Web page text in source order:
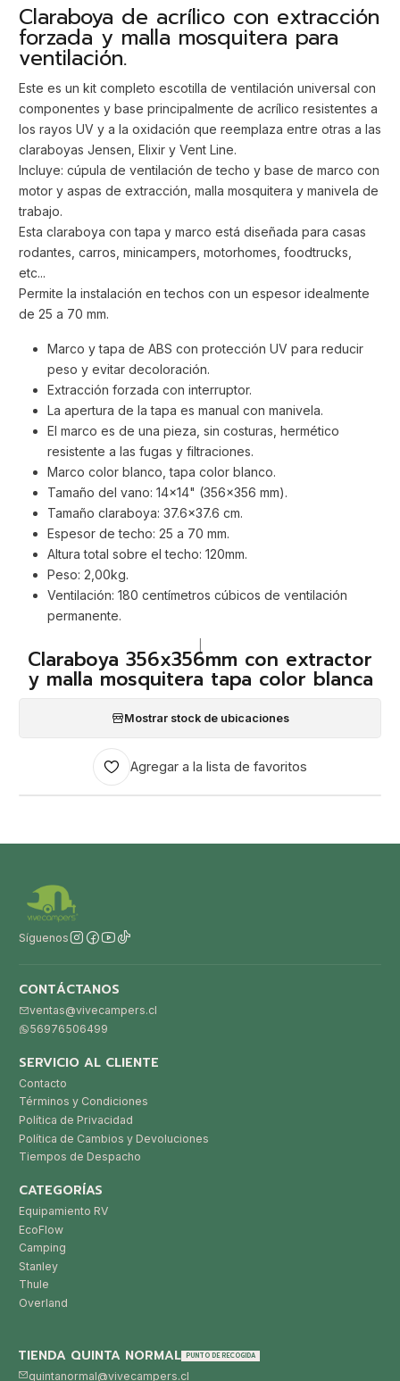
Claraboya de acrílico con extracción
forzada y malla mosquitera para
ventilación.
Este es un kit completo escotilla de ventilación universal con
componentes y base principalmente de acrílico resistentes a
los rayos UV y a la oxidación que reemplaza entre otras a las
claraboyas Jensen, Elixir y Vent Line.
Incluye: cúpula de ventilación de techo y base de marco con
motor y aspas de extracción, malla mosquitera y manivela de
trabajo.
Esta claraboya con tapa y marco está diseñada para casas
rodantes, carros, minicampers, motorhomes, foodtrucks,
etc...
Permite la instalación en techos con un espesor idealmente
de 25 a 70 mm.
Marco y tapa de ABS con protección UV para reducir
peso y evitar decoloración.
Extracción forzada con interruptor.
La apertura de la tapa es manual con manivela.
El marco es de una pieza, sin costuras, hermético
resistente a las fugas y filtraciones.
Marco color blanco, tapa color blanco.
Tamaño del vano: 14x14" (356x356 mm).
Tamaño claraboya: 37.6x37.6 cm.
Espesor de techo: 25 a 70 mm.
Altura total sobre el techo: 120mm.
Peso: 2,00kg.
Ventilación: 180 centímetros cúbicos de ventilación
permanente.
Claraboya 356x356mm con extractor
y malla mosquitera tapa color blanca
Mostrar stock de ubicaciones
Agregar a la lista de favoritos
Síguenos
CONTÁCTANOS
ventas@vivecampers.cl
56976506499
SERVICIO AL CLIENTE
Contacto
Términos y Condiciones
Política de Privacidad
Política de Cambios y Devoluciones
Tiempos de Despacho
CATEGORÍAS
Equipamiento RV
EcoFlow
Camping
Stanley
Thule
Overland
TIENDA QUINTA NORMAL PUNTO DE RECOGIDA
quintanormal@vivecampers.cl